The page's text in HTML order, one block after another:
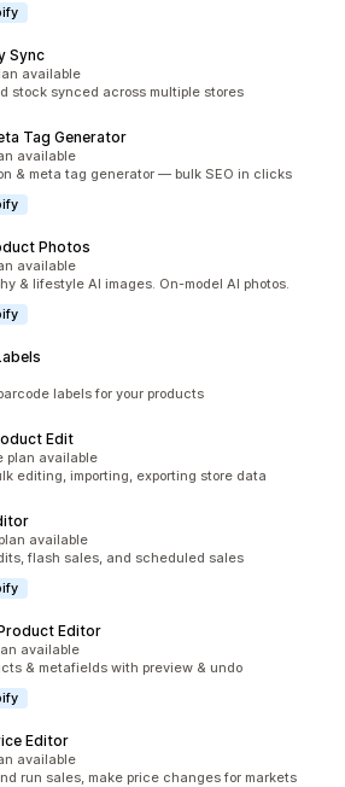
Sync
available
stock synced across multiple stores
Tag Generator
available
& meta tag generator — bulk SEO in clicks
Photos
available
& lifestyle AI images. On-model AI photos.
labels for your products
Edit
plan available
editing, importing, exporting store data
available
flash sales, and scheduled sales
Editor
available
& metafields with preview & undo
Editor
available
run sales, make price changes for markets